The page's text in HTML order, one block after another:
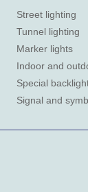
Street lighting
Tunnel lighting
Marker lights
Indoor and
Special
Signal and